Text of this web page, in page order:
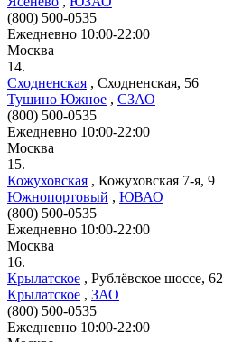
(800) 500-0535
Ежедневно 10:00-22:00
Москва
14.
Сходненская , Сходненская, 56
Тушино Южное , СЗАО
(800) 500-0535
Ежедневно 10:00-22:00
Москва
15.
Кожуховская , Кожуховская 7-я, 9
Южнопортовый , ЮВАО
(800) 500-0535
Ежедневно 10:00-22:00
Москва
16.
Крылатское , Рублёвское шоссе, 62
Крылатское , ЗАО
(800) 500-0535
Ежедневно 10:00-22:00